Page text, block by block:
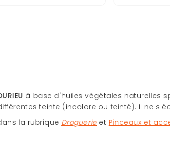
à base d'huiles végétales naturelles
teinte (incolore ou teinté). Il ne
la rubrique Droguerieet Pinceaux et